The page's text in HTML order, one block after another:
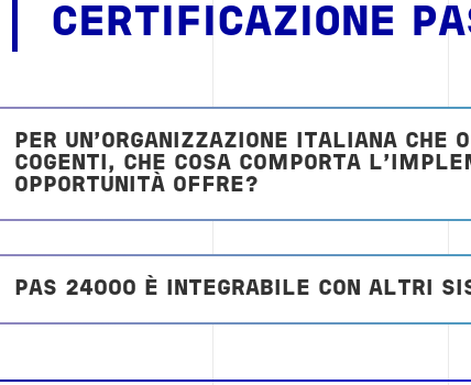
CERTIFICAZIONE
PER UN’ORGANIZZAZIONE ITALIANA
COGENTI, CHE COSA COMPORTA
OPPORTUNITÀ OFFRE?
PAS 24000 È INTEGRABILE CON ALTRI